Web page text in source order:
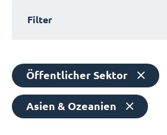
Filter
Öffentlicher Sektor
Asien & Ozeanien